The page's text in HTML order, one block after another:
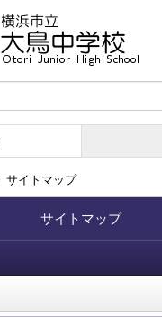
サイトマップ
サイトマップ